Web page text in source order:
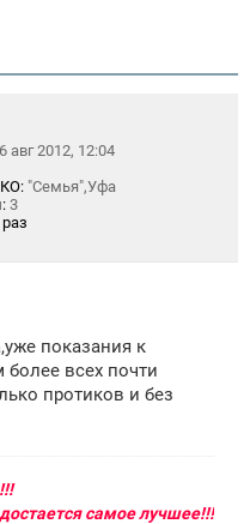
авг 2012, 12:04
"Семья",Уфа
3
показания к
более всех почти
протиков и без
самое лучшее!!!